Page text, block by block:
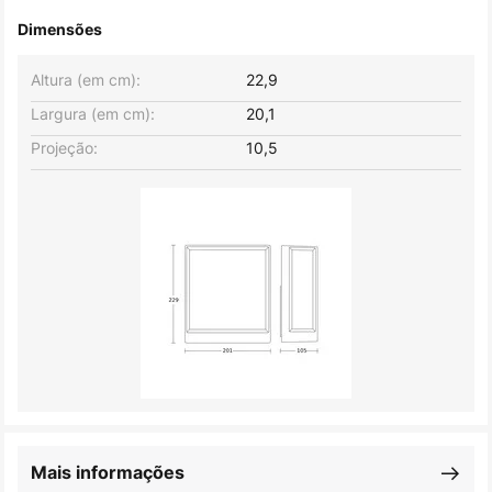
Dimensões
Largura (em cm): 20,1
Altura (em cm): 22,9
Projeção: 10,5
Mais informações